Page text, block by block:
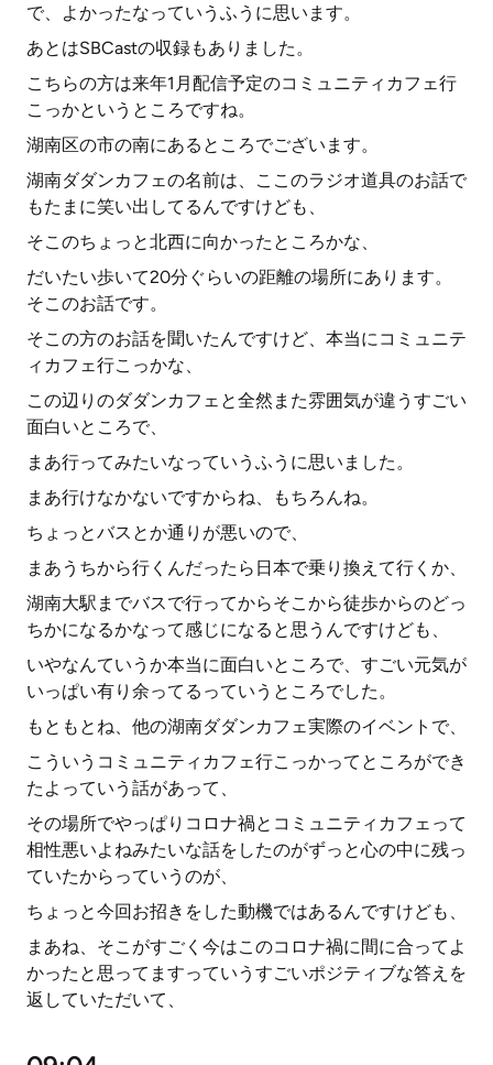
で、よかったなっていうふうに思います。
あとはSBCastの収録もありました。
こちらの方は来年1月配信予定のコミュニティカフェ行
こっかというところですね。
湖南区の市の南にあるところでございます。
湖南ダダンカフェの名前は、ここのラジオ道具のお話で
もたまに笑い出してるんですけども、
そこのちょっと北西に向かったところかな、
だいたい歩いて20分ぐらいの距離の場所にあります。
そこのお話です。
そこの方のお話を聞いたんですけど、本当にコミュニテ
ィカフェ行こっかな、
この辺りのダダンカフェと全然また雰囲気が違うすごい
面白いところで、
まあ行ってみたいなっていうふうに思いました。
まあ行けなかないですからね、もちろんね。
ちょっとバスとか通りが悪いので、
まあうちから行くんだったら日本で乗り換えて行くか、
湖南大駅までバスで行ってからそこから徒歩からのどっ
ちかになるかなって感じになると思うんですけども、
いやなんていうか本当に面白いところで、すごい元気が
いっぱい有り余ってるっていうところでした。
もともとね、他の湖南ダダンカフェ実際のイベントで、
こういうコミュニティカフェ行こっかってところができ
たよっていう話があって、
その場所でやっぱりコロナ禍とコミュニティカフェって
相性悪いよねみたいな話をしたのがずっと心の中に残っ
ていたからっていうのが、
ちょっと今回お招きをした動機ではあるんですけども、
まあね、そこがすごく今はこのコロナ禍に間に合ってよ
かったと思ってますっていうすごいポジティブな答えを
返していただいて、